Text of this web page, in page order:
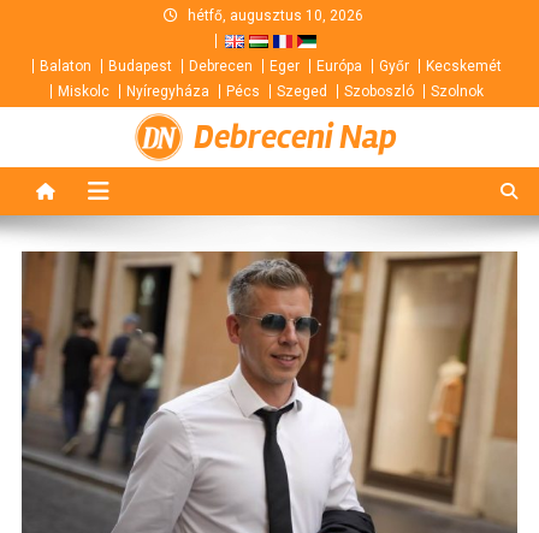
content
hétfő, augusztus 10, 2026
Balaton Budapest Debrecen Eger Európa Győr
Kecskemét
Miskolc
Nyíregyháza Pécs Szeged Szoboszló Szolnok
Debreceni Nap